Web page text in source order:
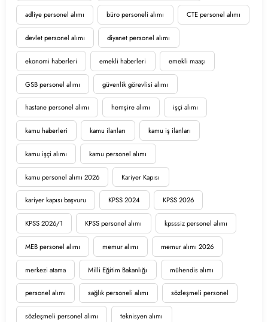
adliye personel alımı büro personeli alımı CTE personel alımı
devlet personel alımı diyanet personel alımı
ekonomi haberleri emekli haberleri emekli maaşı
GSB personel alımı güvenlik görevlisi alımı
hastane personel alımı hemşire alımı işçi alımı
kamu haberleri kamu ilanları kamu iş ilanları
kamu işçi alımı kamu personel alımı
kamu personel alımı 2026 Kariyer Kapısı
kariyer kapısı başvuru KPSS 2024 KPSS 2026
KPSS 2026/1 KPSS personel alımı kpsssiz personel alımı
MEB personel alımı memur alımı memur alımı 2026
merkezi atama Milli Eğitim Bakanlığı mühendis alımı
personel alımı sağlık personeli alımı sözleşmeli personel
sözleşmeli personel alımı teknisyen alımı